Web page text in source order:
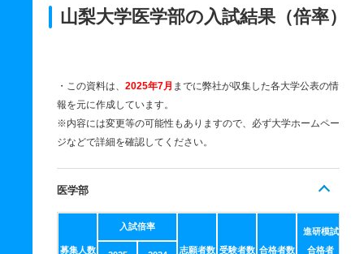
山梨大学医学部の入試結果（倍率）
・この資料は、 2025年7月 までに弊社が収集した各大学公表の情
報を元に作成しています。
※内容には変更等の可能性もありますので、必ず大学ホームペー
ジなどで詳細を確認してください。
医学部
募集人数
入試倍率
志願者数 受験者数 合格者数
進研模試
合格者